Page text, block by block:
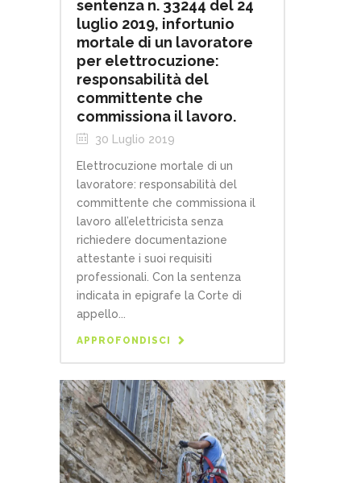
sentenza n. 33244 del 24
luglio 2019, infortunio
mortale di un lavoratore
per elettrocuzione:
responsabilità del
committente che
commissiona il lavoro.
30 Luglio 2019
Elettrocuzione mortale di un
lavoratore: responsabilità del
committente che commissiona il
lavoro all’elettricista senza
richiedere documentazione
attestante i suoi requisiti
professionali. Con la sentenza
indicata in epigrafe la Corte di
appello...
APPROFONDISCI